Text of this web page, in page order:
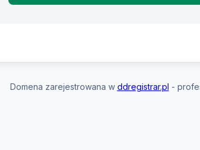
Domena zarejestrowana w ddregistrar.pl -